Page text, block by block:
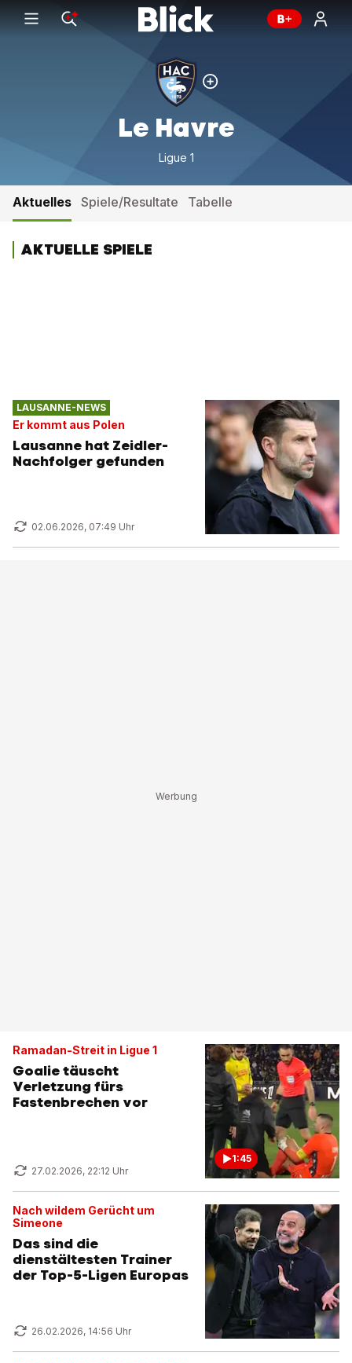
Le Havre
Ligue 1
Aktuelles Spiele/Resultate Tabelle
AKTUELLE SPIELE
LAUSANNE-NEWS
Er kommt aus Polen
Lausanne hat Zeidler-
Nachfolger gefunden
02.06.2026, 07:49 Uhr
Ramadan-Streit in Ligue 1
Goalie täuscht
Verletzung fürs
Fastenbrechen vor
27.02.2026, 22:12 Uhr
1:45
Nach wildem Gerücht um
Simeone
Das sind die
dienstältesten Trainer
der Top-5-Ligen Europas
26.02.2026, 14:56 Uhr